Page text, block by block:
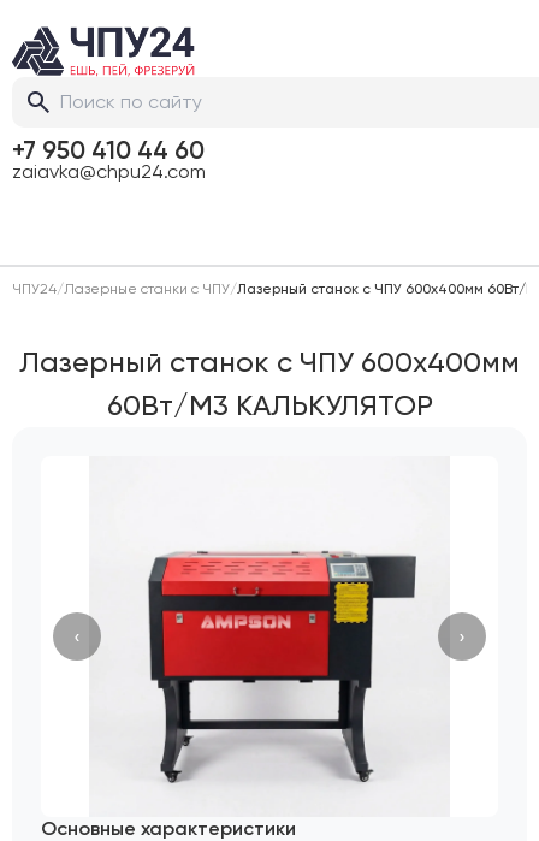
+7 950 410 44 60
zaiavka@chpu24.com
ЧПУ24/Лазерные станки с ЧПУ/Лазерный станок c ЧПУ 600х400мм 60Вт/
Лазерный станок c ЧПУ 600х400мм
60Вт/М3 КАЛЬКУЛЯТОР
‹ ›
Основные характеристики